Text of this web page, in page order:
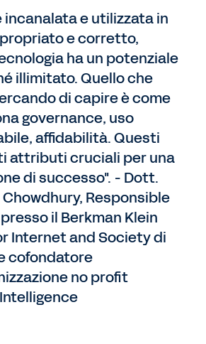
incanalata e utilizzata in
e corretto,
ha un potenziale
illimitato. Quello che
di capire è come
governance, uso
affidabilità. Questi
attributi cruciali per una
di successo". - Dott.
Chowdhury, Responsible
il Berkman Klein
Internet and Society di
cofondatore
no profit